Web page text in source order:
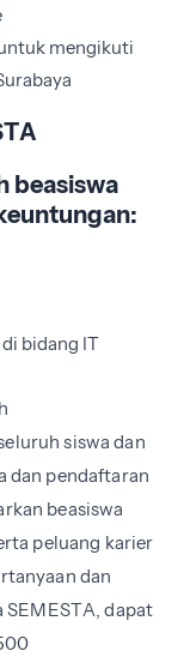
mengikuti
beasiswa
bidang IT
siswa dan
dan pendaftaran
beasiswa
peluang karier
dan
dapat